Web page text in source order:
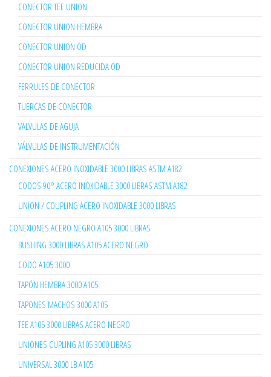
CONECTOR TEE UNION
CONECTOR UNION HEMBRA
CONECTOR UNION OD
CONECTOR UNION REDUCIDA OD
FERRULES DE CONECTOR
TUERCAS DE CONECTOR
VALVULAS DE AGUJA
VÁLVULAS DE INSTRUMENTACIÓN
CONEXIONES ACERO INOXIDABLE 3000 LIBRAS ASTM A182
CODOS 90° ACERO INOXIDABLE 3000 LIBRAS ASTM A182
UNION / COUPLING ACERO INOXIDABLE 3000 LIBRAS
CONEXIONES ACERO NEGRO A105 3000 LIBRAS
BUSHING 3000 LIBRAS A105 ACERO NEGRO
CODO A105 3000
TAPÓN HEMBRA 3000 A105
TAPONES MACHOS 3000 A105
TEE A105 3000 LIBRAS ACERO NEGRO
UNIONES CUPLING A105 3000 LIBRAS
UNIVERSAL 3000 LB A105